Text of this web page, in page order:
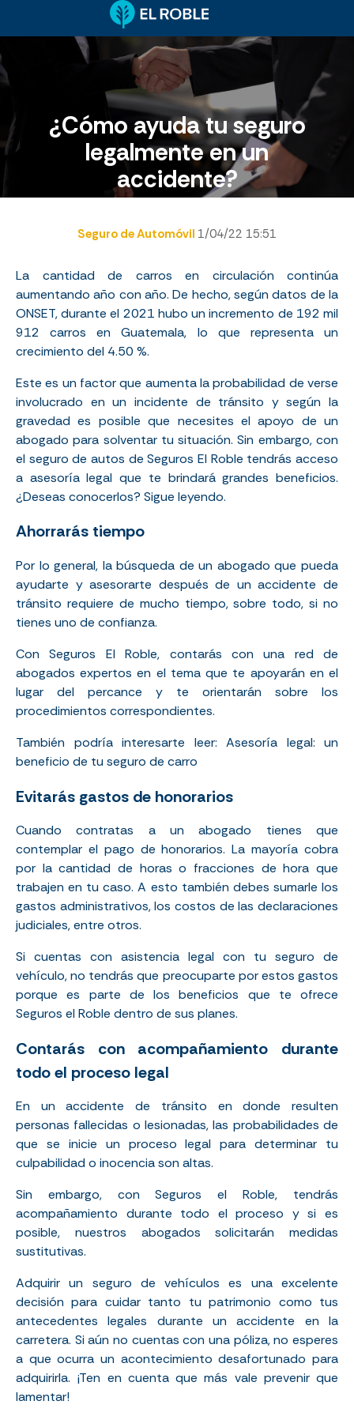
¿Cómo ayuda tu seguro
legalmente en un
accidente?
Seguro de Automóvil 1/04/22 15:51
La cantidad de carros en circulación continúa
aumentando año con año. De hecho, según datos de la
ONSET, durante el 2021 hubo un incremento de 192 mil
912 carros en Guatemala, lo que representa un
crecimiento del 4.50 %.
Este es un factor que aumenta la probabilidad de verse
involucrado en un incidente de tránsito y según la
gravedad es posible que necesites el apoyo de un
abogado para solventar tu situación. Sin embargo, con
el seguro de autos de Seguros El Roble tendrás acceso
a asesoría legal que te brindará grandes beneficios.
¿Deseas conocerlos? Sigue leyendo.
Ahorrarás tiempo
Por lo general, la búsqueda de un abogado que pueda
ayudarte y asesorarte después de un accidente de
tránsito requiere de mucho tiempo, sobre todo, si no
tienes uno de confianza.
Con Seguros El Roble, contarás con una red de
abogados expertos en el tema que te apoyarán en el
lugar del percance y te orientarán sobre los
procedimientos correspondientes.
También podría interesarte leer: Asesoría legal: un
beneficio de tu seguro de carro
Evitarás gastos de honorarios
Cuando contratas a un abogado tienes que
contemplar el pago de honorarios. La mayoría cobra
por la cantidad de horas o fracciones de hora que
trabajen en tu caso. A esto también debes sumarle los
gastos administrativos, los costos de las declaraciones
judiciales, entre otros.
Si cuentas con asistencia legal con tu seguro de
vehículo, no tendrás que preocuparte por estos gastos
porque es parte de los beneficios que te ofrece
Seguros el Roble dentro de sus planes.
Contarás con acompañamiento durante
todo el proceso legal
En un accidente de tránsito en donde resulten
personas fallecidas o lesionadas, las probabilidades de
que se inicie un proceso legal para determinar tu
culpabilidad o inocencia son altas.
Sin embargo, con Seguros el Roble, tendrás
acompañamiento durante todo el proceso y si es
posible, nuestros abogados solicitarán medidas
sustitutivas.
Adquirir un seguro de vehículos es una excelente
decisión para cuidar tanto tu patrimonio como tus
antecedentes legales durante un accidente en la
carretera. Si aún no cuentas con una póliza, no esperes
a que ocurra un acontecimiento desafortunado para
adquirirla. ¡Ten en cuenta que más vale prevenir que
lamentar!